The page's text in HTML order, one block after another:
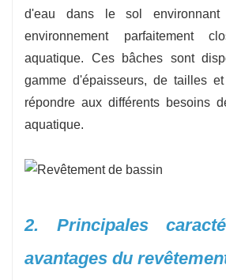
d'eau dans le sol
environnement parfaitement
aquatique. Ces bâches sont
gamme d'épaisseurs, de tailles
répondre aux différents besoins
aquatique.
2. Principales
avantages du